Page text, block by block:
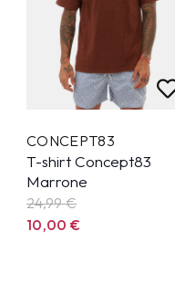
CONCEPT83
T-shirt Concept83
Marrone
24,99€
10,00€